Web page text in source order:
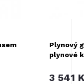
Plynový
plynové
3 541